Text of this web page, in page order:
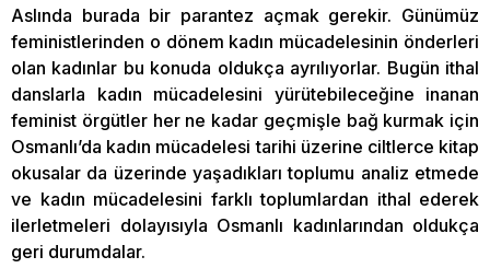
Aslında burada bir parantez açmak gerekir. Günümüz
feministlerinden o dönem kadın mücadelesinin önderleri
olan kadınlar bu konuda oldukça ayrılıyorlar. Bugün ithal
danslarla kadın mücadelesini yürütebileceğine inanan
feminist örgütler her ne kadar geçmişle bağ kurmak için
Osmanlı’da kadın mücadelesi tarihi üzerine ciltlerce kitap
okusalar da üzerinde yaşadıkları toplumu analiz etmede
ve kadın mücadelesini farklı toplumlardan ithal ederek
ilerletmeleri dolayısıyla Osmanlı kadınlarından oldukça
geri durumdalar.